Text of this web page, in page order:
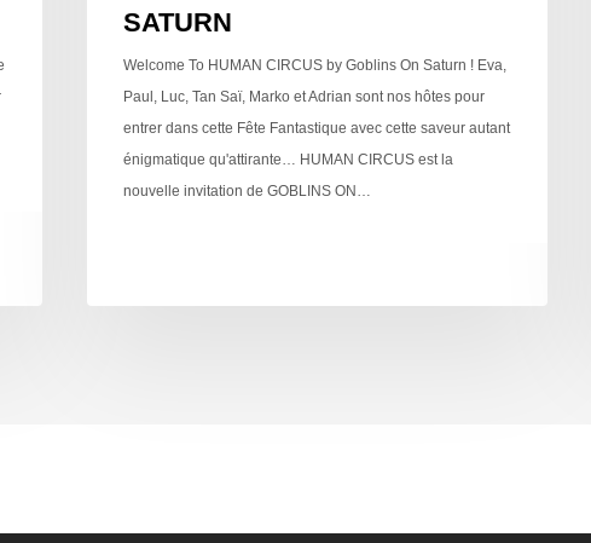
SATURN
Welcome To HUMAN CIRCUS by Goblins On Saturn ! Eva,
Paul, Luc, Tan Saï, Marko et Adrian sont nos hôtes pour
entrer dans cette Fête Fantastique avec cette saveur autant
énigmatique qu'attirante… HUMAN CIRCUS est la
nouvelle invitation de GOBLINS ON…